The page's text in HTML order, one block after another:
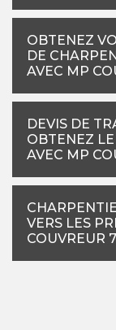
OBTENEZ
DE
AVEC MP
DEVIS DE
OBTENEZ
AVEC MP
VERS LES
COUVREUR